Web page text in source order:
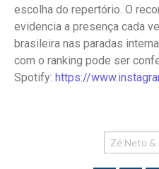
escolha do repertório. O
evidencia a presença cada
brasileira nas paradas
com o ranking pode ser
Spotify: https://
Zé Neto &